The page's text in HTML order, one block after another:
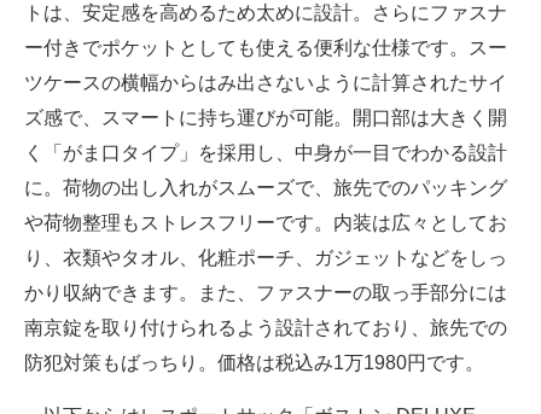
トは、安定感を高めるため太めに設計。さらにファスナ
ー付きでポケットとしても使える便利な仕様です。スー
ツケースの横幅からはみ出さないように計算されたサイ
ズ感で、スマートに持ち運びが可能。開口部は大きく開
く「がま口タイプ」を採用し、中身が一目でわかる設計
に。荷物の出し入れがスムーズで、旅先でのパッキング
や荷物整理もストレスフリーです。内装は広々としてお
り、衣類やタオル、化粧ポーチ、ガジェットなどをしっ
かり収納できます。また、ファスナーの取っ手部分には
南京錠を取り付けられるよう設計されており、旅先での
防犯対策もばっちり。価格は税込み1万1980円です。